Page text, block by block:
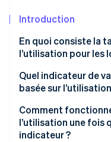
Stripe Sessions
Découvrez
Regarder la vidéo
Introduction
En quoi consiste la
l’utilisation pour les
Quel indicateur de
basée sur
Comment
l’utilisation une fois
indicateur ?